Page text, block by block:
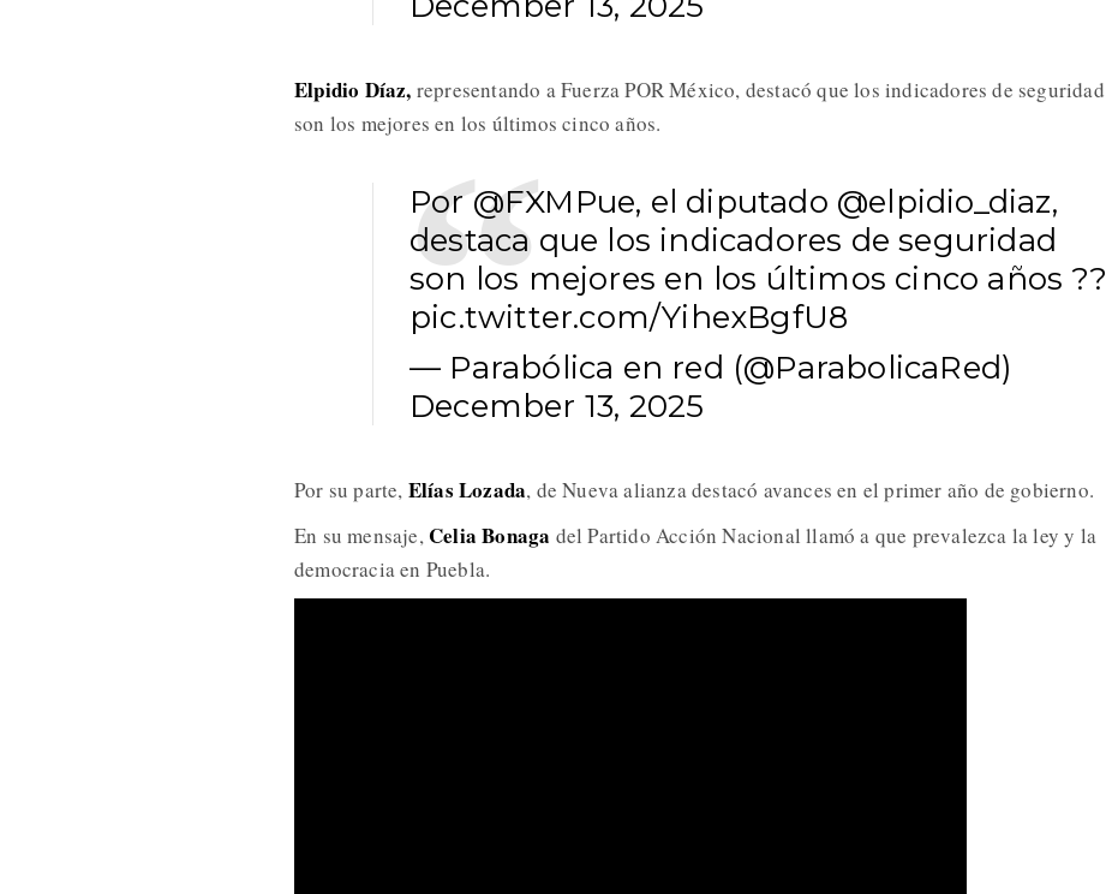
Elpidio Díaz, representando a Fuerza POR México, destacó que los indicadores de seguridad
son los mejores en los últimos cinco años.
Por@FXMPue, el diputado @elpidio_diaz,
destaca que los indicadores de seguridad
son los mejores en los últimos cinco años ?️?
pic.twitter.com/YihexBgfU8
— Parabólica en red (@ParabolicaRed)
December 13, 2025
Por su parte, Elías Lozada, de Nueva alianza destacó avances en el primer año de gobierno.
En su mensaje,Celia Bonaga del Partido Acción Nacional llamó a que prevalezca la ley y la
democracia en Puebla.